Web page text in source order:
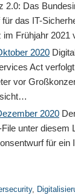
2.0: Das
das IT-
im Frühjahr
2020
Act
vor
2020
unter diesem
für ein
,